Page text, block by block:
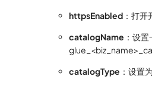
httpsEnabled ：打开
catalogName ：设
catalogType ：设置